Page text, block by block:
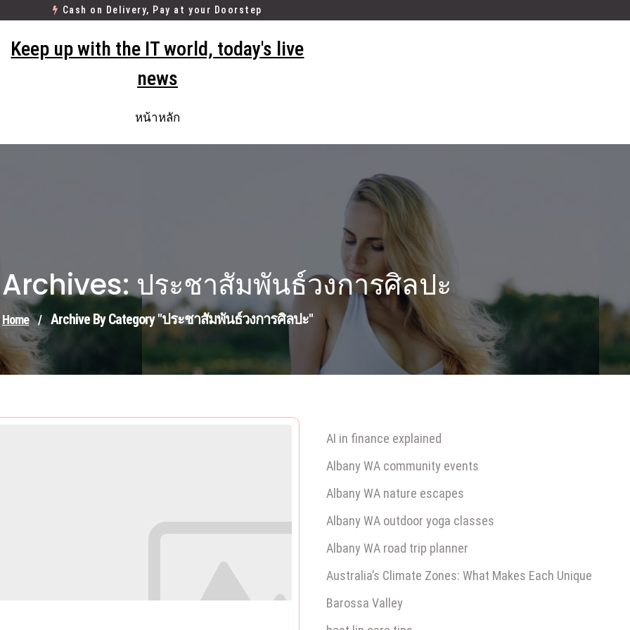
Cash on Delivery, Pay at your Doorstep
Keep up with the IT world, today's live
news
หน้าหลัก
ประชาสัมพันธ์วงการศิลปะ
Home / Archive By Category "ประชาสัมพันธ์วงการศิลปะ"
AI in finance explained
Albany WA community events
Albany WA nature escapes
Albany WA outdoor yoga classes
Albany WA road trip planner
Australia’s Climate Zones: What Makes Each Unique
Barossa Valley